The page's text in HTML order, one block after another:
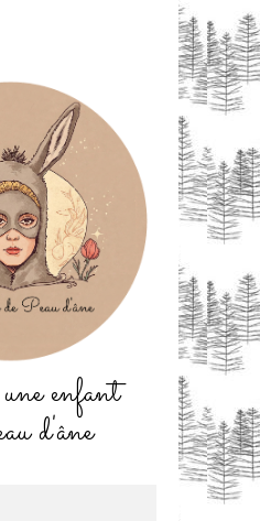
enfant
d'âne